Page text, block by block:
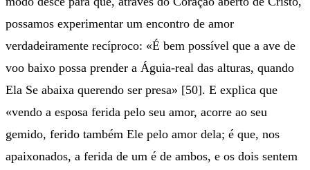
possamos experimentar um encontro de amor
verdadeiramente recíproco: «É bem possível que a ave de
voo baixo possa prender a Águia-real das alturas, quando
Ela Se abaixa querendo ser presa» [50]. E explica que
«vendo a esposa ferida pelo seu amor, acorre ao seu
gemido, ferido também Ele pelo amor dela; é que, nos
apaixonados, a ferida de um é de ambos, e os dois sentem